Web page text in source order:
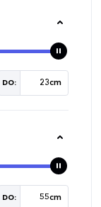
DO:
DO: